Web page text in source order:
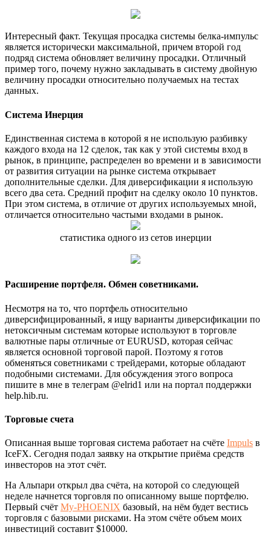
Интересный факт. Текущая просадка системы белка-импульс
является исторически максимальной, причем второй год
подряд система обновляет величину просадки. Отличный
пример того, почему нужно закладывать в систему двойную
величину просадки относительно получаемых на тестах
данных.
Система Инерция
Единственная система в которой я не использую разбивку
каждого входа на 12 сделок, так как у этой системы вход в
рынок, в принципе, распределен во времени и в зависимости
от развития ситуации на рынке система открывает
дополнительные сделки. Для диверсификации я использую
всего два сета. Средний профит на сделку около 10 пунктов.
При этом система, в отличие от других используемых мной,
отличается относительно частыми входами в рынок.
статистика одного из сетов инерции
Расширение портфеля. Обмен советниками.
Несмотря на то, что портфель относительно
диверсифицированный, я ищу варианты диверсификации по
нетоксичным системам которые используют в торговле
валютные пары отличные от EURUSD, которая сейчас
является основной торговой парой. Поэтому я готов
обменяться советниками с трейдерами, которые обладают
подобными системами. Для обсуждения этого вопроса
пишите в мне в телеграм @elrid1 или на портал поддержки
help.hib.ru.
Торговые счета
Описанная выше торговая система работает на счёте Impuls в
IceFX. Сегодня подал заявку на открытие приёма средств
инвесторов на этот счёт.
На Альпари открыл два счёта, на которой со следующей
неделе начнется торговля по описанному выше портфелю.
Первый счёт My-PHOENIX базовый, на нём будет вестись
торговля с базовыми рисками. На этом счёте объем моих
инвестиций составит $10000.